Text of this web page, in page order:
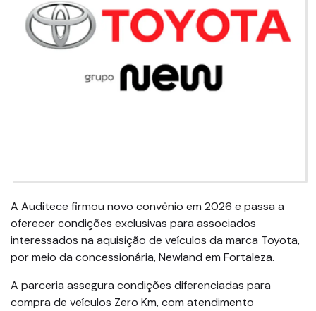
A Auditece firmou novo convênio em 2026 e passa a
oferecer condições exclusivas para associados
interessados na aquisição de veículos da marca Toyota,
por meio da concessionária, Newland em Fortaleza.
A parceria assegura condições diferenciadas para
compra de veículos Zero Km, com atendimento